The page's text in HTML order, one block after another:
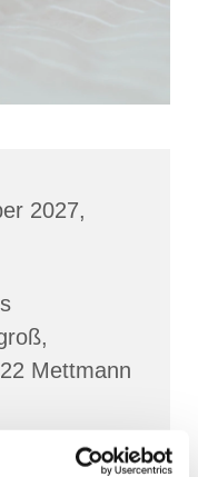
2027,
Mettmann